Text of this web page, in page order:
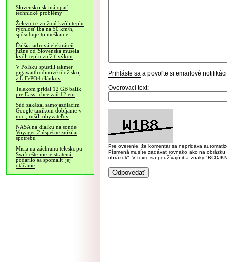
Slovensko.sk má opäť
technické problémy
Železnice znižujú kvôli teplu
rýchlosť iba na 50 km/h,
spôsobuje to meškanie
Ďalšia jadrová elektráreň
južne od Slovenska musela
kvôli teplu znížiť výkon
V Poľsku spustili takmer
gigawatthodinové úložisko,
z LiFePO4 článkov
Telekom pridal 12 GB balík
pre Easy, chce zaň 12 eur
Súd zakázal samojazdiacim
Google taxíkom dobíjanie v
noci, rušili obyvateľov
NASA na diaľku na sonde
Voyager 2 úspešne znížila
spotrebu
Misia na záchranu teleskopu
Swift ešte nie je stratená,
podarilo sa spomaliť jej
otáčanie
Prihláste sa a povoľte si emailové
Overovací text:
Pre overenie, že komentár sa nepridáva
Písmená musíte zadávať rovnako ako na
obrázok". V texte sa používajú iba znaky